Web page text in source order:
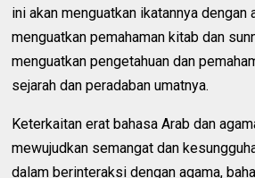
ini akan menguatkan ikatannya dengan
menguatkan pemahaman kitab dan
menguatkan pengetahuan dan
sejarah dan peradaban umatnya.
Keterkaitan erat bahasa Arab dan
mewujudkan semangat dan
dalam berinteraksi dengan agama,